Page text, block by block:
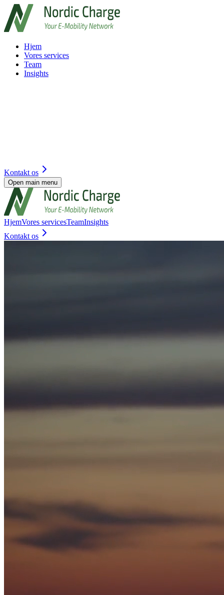
Hjem
Vores services
Team
Insights
Kontakt os
Open main menu
HjemVores servicesTeamInsights
Kontakt os